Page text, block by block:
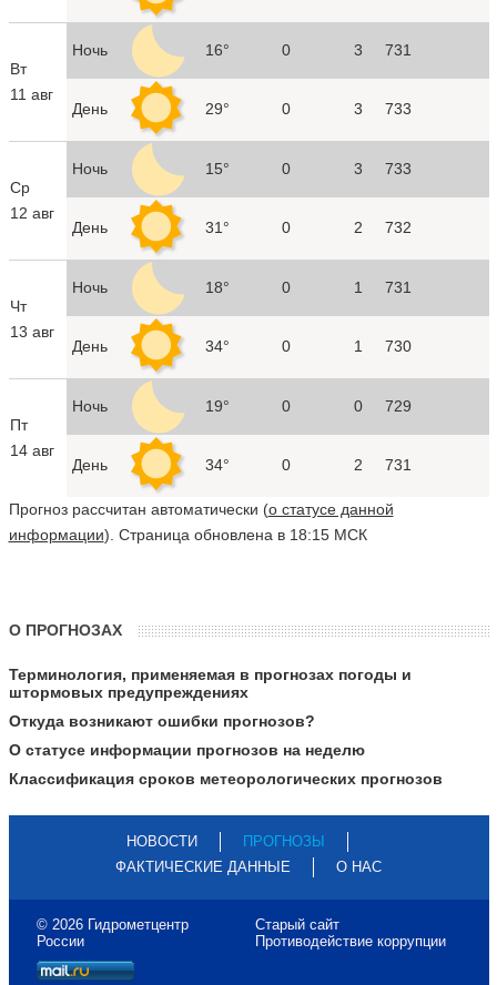
Вт
11 авг
Ночь 16° 0 3 731
День 29° 0 3 733
Ср
12 авг
Ночь 15° 0 3 733
День 31° 0 2 732
Чт
13 авг
Ночь 18° 0 1 731
День 34° 0 1 730
Пт
14 авг
Ночь 19° 0 0 729
День 34° 0 2 731
Прогноз рассчитан автоматически (о статусе данной
информации). Страница обновлена в 18:15 МСК
О ПРОГНОЗАХ
Терминология, применяемая в прогнозах погоды и
штормовых предупреждениях
Откуда возникают ошибки прогнозов?
О статусе информации прогнозов на неделю
Классификация сроков метеорологических прогнозов
НОВОСТИ
ПРОГНОЗЫ
ФАКТИЧЕСКИЕ ДАННЫЕ
О НАС
© 2026 Гидрометцентр
России
Старый сайт
Противодействие коррупции